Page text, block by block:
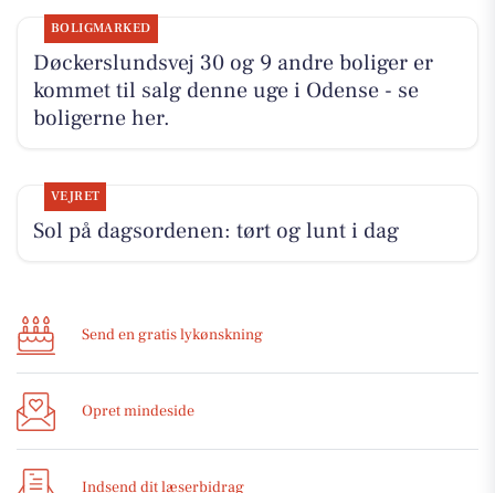
BOLIGMARKED
Døckerslundsvej 30 og 9 andre boliger er
kommet til salg denne uge i Odense - se
boligerne her.
VEJRET
Sol på dagsordenen: tørt og lunt i dag
Send en gratis lykønskning
Opret mindeside
Indsend dit læserbidrag